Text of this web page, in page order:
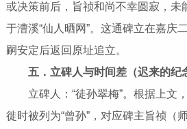
或决策前后，旨祯和尚不幸圆寂，未
于漕溪“仙人晒网”。这通碑立在嘉庆
嗣安定后返回原址追立。
五．立碑人与时间差（迟来的纪
立碑人：“徒孙翠梅”。根据上文
徙时被列为“曾孙”，对应碑主旨祯（